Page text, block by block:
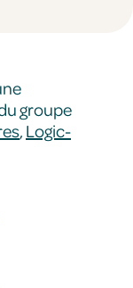
groupe
, Logic-